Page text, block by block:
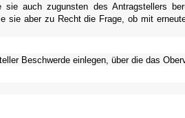
sie auch zugunsten des Antragstellers
sie aber zu Recht die Frage, ob mit
Beschwerde einlegen, über die das